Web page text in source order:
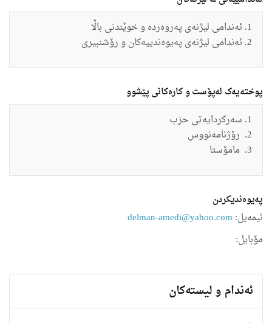
ئەندامی لیژنەی په‌روه‌رده ‌و خوێندنی باڵا
ئەندامی لیژنەی په‌یوه‌ندییه‌كان و رۆشنبیری
پوختەیەک لەپۆست و کارەکانی پێشوو
سه‌ركردایه‌تی حزب
رۆژنامه‌نووس
مامۆستا
په‌یوه‌ندیكردن
ئیمه‌یل:delman-amedi@yahoo.com
مۆبایل:
ئه‌ندام و لیسته‌كان